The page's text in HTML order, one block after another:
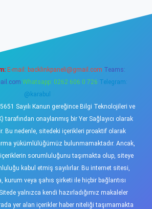
E-mail: backlinkpaneli@gmail.com Teams:
Whatsapp: 0262 606 0 726 Telegram:
@karabul
Sayılı Kanun gereğince Bilgi Teknolojileri ve
tarafından onaylanmış bir Yer Sağlayıcı olarak
Bu nedenle, sitedeki içerikleri proaktif olarak
yükümlülüğümüz bulunmamaktadır. Ancak,
sorumluluğunu taşımakta olup, siteye
kabul etmiş sayılırlar. Bu internet sitesi,
kurum veya şahıs şirketi ile hiçbir bağlantısı
yalnızca kendi hazırladığımız makaleler
yer alan içerikler haber niteliği taşımamakta